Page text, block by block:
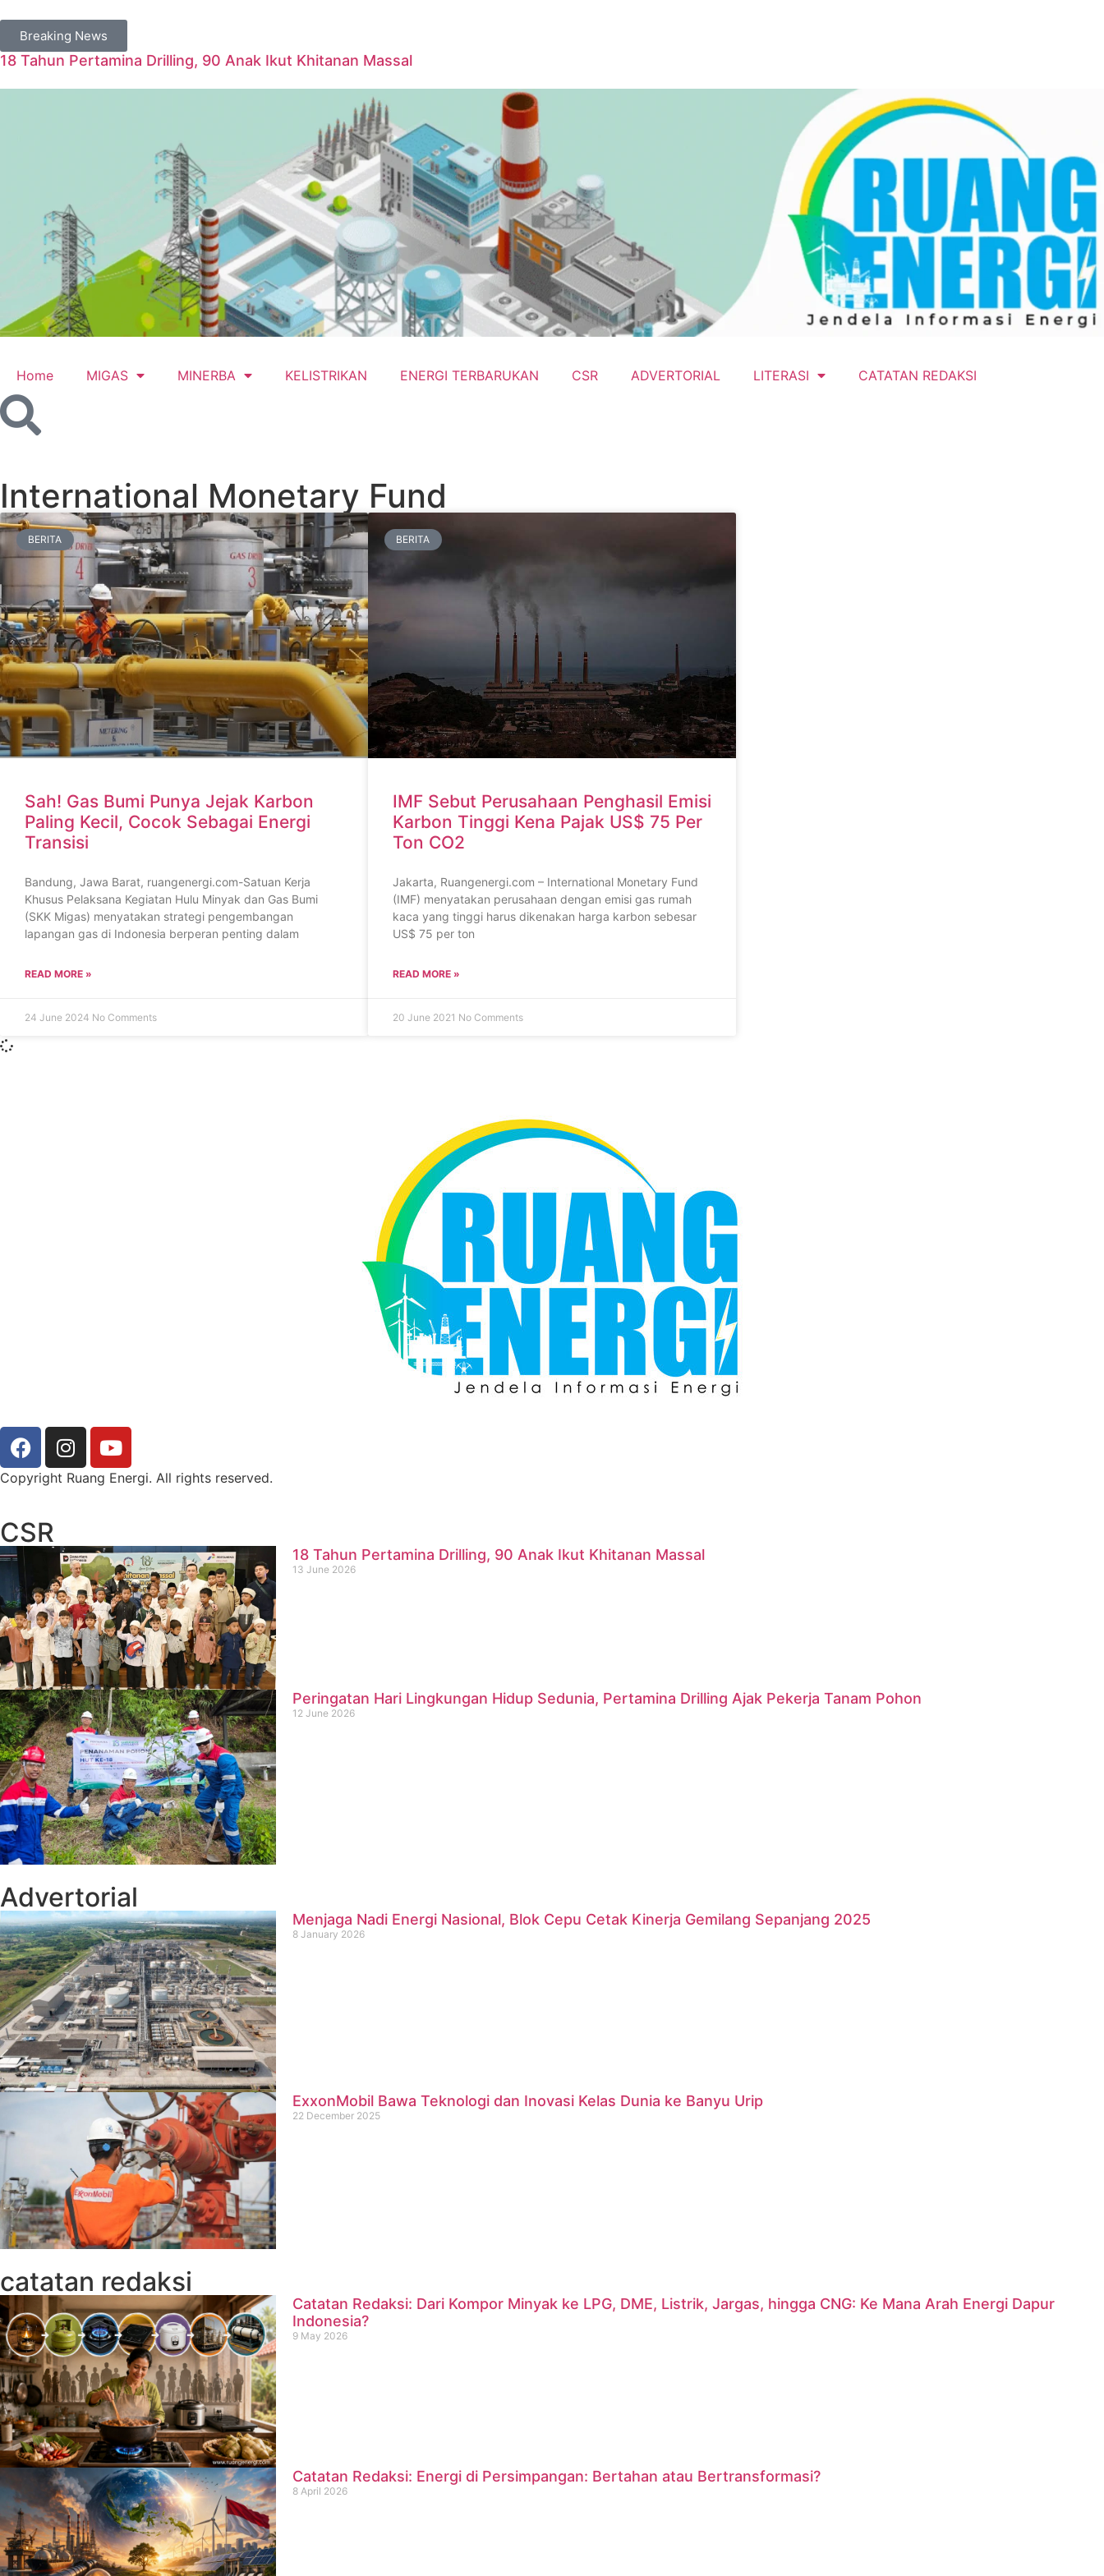
Breaking News
18 Tahun Pertamina Drilling, 90 Anak Ikut Khitanan Massal
Home MIGAS MINERBA KELISTRIKAN ENERGI TERBARUKAN CSR ADVERTORIAL LITERASI CATATAN REDAKSI
International Monetary Fund
BERITA
Sah! Gas Bumi Punya Jejak Karbon
Paling Kecil, Cocok Sebagai Energi
Transisi
Bandung, Jawa Barat, ruangenergi.com-Satuan Kerja
Khusus Pelaksana Kegiatan Hulu Minyak dan Gas Bumi
(SKK Migas) menyatakan strategi pengembangan
lapangan gas di Indonesia berperan penting dalam
READ MORE »
24 June 2024 No Comments
BERITA
IMF Sebut Perusahaan Penghasil Emisi
Karbon Tinggi Kena Pajak US$ 75 Per
Ton CO2
Jakarta, Ruangenergi.com – International Monetary Fund
(IMF) menyatakan perusahaan dengan emisi gas rumah
kaca yang tinggi harus dikenakan harga karbon sebesar
US$ 75 per ton
READ MORE »
20 June 2021 No Comments
Copyright Ruang Energi. All rights reserved.
CSR
18 Tahun Pertamina Drilling, 90 Anak Ikut Khitanan Massal
13 June 2026
Peringatan Hari Lingkungan Hidup Sedunia, Pertamina Drilling Ajak Pekerja Tanam Pohon
12 June 2026
Advertorial
Menjaga Nadi Energi Nasional, Blok Cepu Cetak Kinerja Gemilang Sepanjang 2025
8 January 2026
ExxonMobil Bawa Teknologi dan Inovasi Kelas Dunia ke Banyu Urip
22 December 2025
catatan redaksi
Catatan Redaksi: Dari Kompor Minyak ke LPG, DME, Listrik, Jargas, hingga CNG: Ke Mana Arah Energi Dapur
Indonesia?
9 May 2026
Catatan Redaksi: Energi di Persimpangan: Bertahan atau Bertransformasi?
8 April 2026